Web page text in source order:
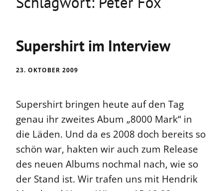
Supershirt im Interview
23. OKTOBER 2009
Supershirt bringen heute auf den Tag
genau ihr zweites Abum „8000 Mark“ in
die Läden. Und da es 2008 doch bereits so
schön war, hakten wir auch zum Release
des neuen Albums nochmal nach, wie so
der Stand ist. Wir trafen uns mit Hendrik